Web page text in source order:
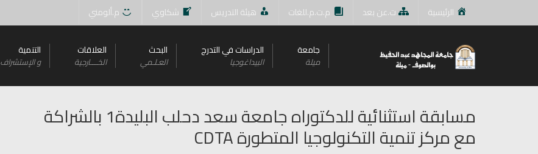
الرئيسية ت.عن بعد م.ت.م.للغات هيئة التدريس شكاوي م.ألومني
جامعة
ميلة
الدراسات في التدرج
البيداغوجيا
البحث
العـلـمي
العلاقات
الخــــارجية
التنمية
و اﻹستشراف
مسابقة استثنائية للدكتوراه جامعة سعد دحلب البليدة1 بالشراكة
مع مركز تنمية التكنولوجيا المتطورة CDTA